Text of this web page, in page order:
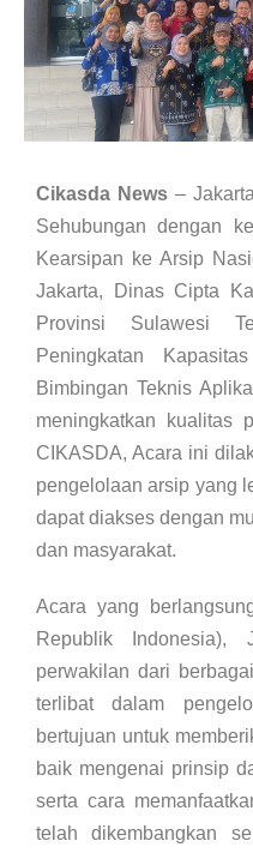
Cikasda News –
Sehubungan dengan
Kearsipan ke Arsip
Jakarta, Dinas Cipta
Provinsi Sulawesi
Peningkatan
Bimbingan Teknis
meningkatkan kualitas
CIKASDA, Acara ini
pengelolaan arsip yang
dapat diakses dengan
dan masyarakat.
Acara yang
Republik
perwakilan dari
terlibat dalam
bertujuan untuk
baik mengenai prinsip
serta cara
telah dikembangkan